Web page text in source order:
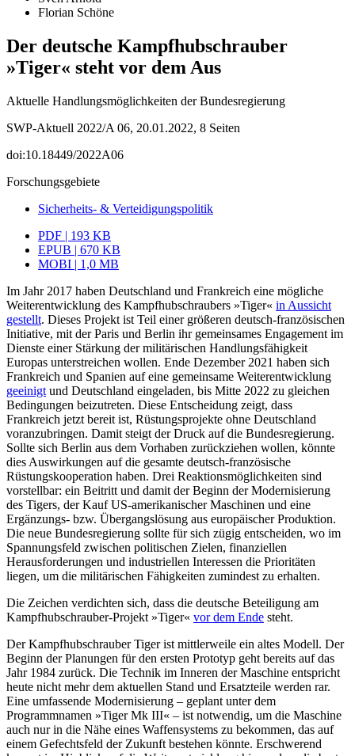
Florian Schöne
Der deutsche Kampfhubschrauber
»Tiger« steht vor dem Aus
Aktuelle Handlungsmöglichkeiten der Bundesregierung
SWP-Aktuell 2022/A 06, 20.01.2022, 8 Seiten
doi:10.18449/2022A06
Forschungsgebiete
Sicherheits- & Verteidigungspolitik
PDF | 193 KB
EPUB | 670 KB
MOBI | 1,0 MB
Im Jahr 2017 haben Deutschland und Frankreich eine mögliche
Weiterentwicklung des Kampfhubschraubers »Tiger« in Aussicht
gestellt. Dieses Projekt ist Teil einer größeren deutsch-französischen
Initiative, mit der Paris und Berlin ihr gemeinsames Engagement im
Dienste einer Stärkung der militärischen Handlungsfähigkeit
Europas unterstreichen wollen. Ende Dezember 2021 haben sich
Frankreich und Spanien auf eine gemeinsame Weiter­entwicklung
geeinigt und Deutschland eingeladen, bis Mitte 2022 zu gleichen
Bedingungen beizutreten. Diese Entscheidung zeigt, dass
Frankreich jetzt bereit ist, Rüstungsprojekte ohne Deutschland
voranzubringen. Damit steigt der Druck auf die Bundesregierung.
Sollte sich Berlin aus dem Vorhaben zurückziehen wollen, könnte
dies Auswirkungen auf die gesamte deutsch-französische
Rüstungskooperation haben. Drei Reaktionsmöglichkeiten sind
vorstellbar: ein Beitritt und da­mit der Beginn der Modernisierung
des Tigers, der Kauf US-amerikanischer Maschi­nen und eine
Ergänzungs- bzw. Über­gangslösung aus europäischer Produktion.
Die neue Bundesregierung sollte für sich zügig entscheiden, wo im
Spannungsfeld zwi­schen politischen Zielen, finanziellen
Herausforderungen und industriellen Interessen die Prioritäten
liegen, um die mili­tärischen Fähigkeiten zumindest zu erhalten.
Die Zeichen verdichten sich, dass die deut­sche Beteiligung am
Kampfhubschrauber-Projekt »Tiger« vor dem Ende steht.
Der Kampfhubschrauber Tiger ist mittler­weile ein altes Modell. Der
Beginn der Pla­nungen für den ersten Prototyp geht bereits auf das
Jahr 1984 zurück. Die Technik im Inneren der Maschine entspricht
heute nicht mehr dem aktuellen Stand und Ersatzteile werden rar.
Eine umfassende Modernisie­rung – geplant unter dem
Programmnamen »Tiger Mk III« – ist notwendig, um die Maschine
auch nur in die Nähe eines Waf­fen­systems zu bekommen, das auf
einem Gefechtsfeld der Zukunft bestehen könnte. Erschwerend